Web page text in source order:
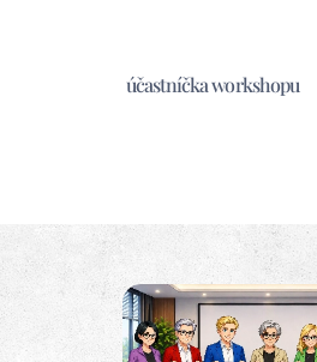
-
účastníčka workshopu